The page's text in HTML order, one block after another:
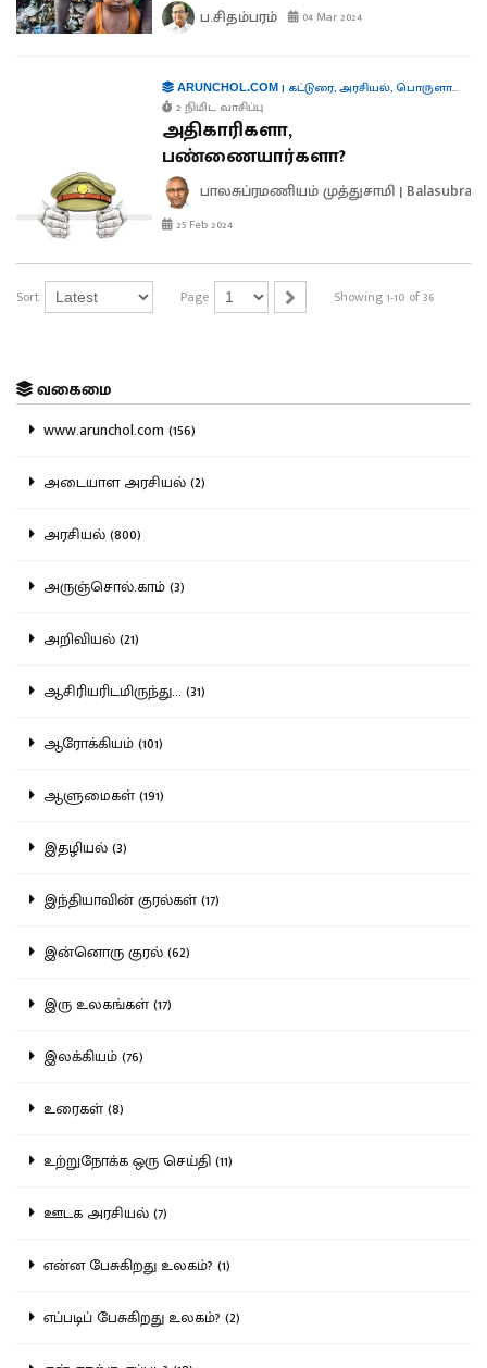
ப.சிதம்பரம் 04 Mar 2024
ARUNCHOL.COM| கட்டுரை,அரசியல்,பொருளாதாரம்
2 நிமிட வாசிப்பு
அதிகாரிகளா,
பண்ணையார்களா?
பாலசுப்ரமணியம் முத்துசாமி |
25 Feb 2024
Sort Page Showing 1-10 of 36
வகைமை
www.arunchol.com (156)
அடையாள அரசியல் (2)
அரசியல் (800)
அருஞ்சொல்.காம் (3)
அறிவியல் (21)
ஆசிரியரிடமிருந்து... (31)
ஆரோக்கியம் (101)
ஆளுமைகள் (191)
இதழியல் (3)
இந்தியாவின் குரல்கள் (17)
இன்னொரு குரல் (62)
இரு உலகங்கள் (17)
இலக்கியம் (76)
உரைகள் (8)
உற்றுநோக்க ஒரு செய்தி (11)
ஊடக அரசியல் (7)
என்ன பேசுகிறது உலகம்? (1)
எப்படிப் பேசுகிறது உலகம்? (2)